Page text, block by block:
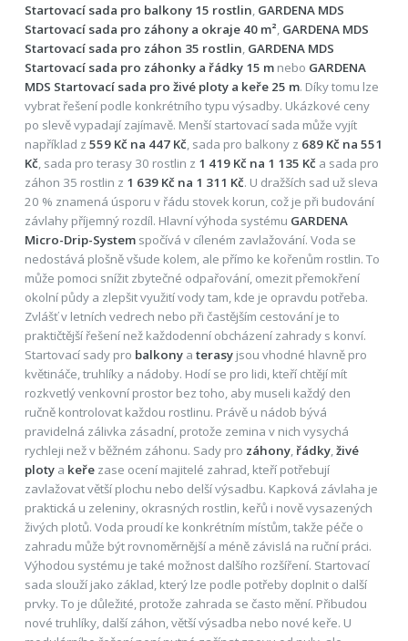
Startovací sada pro balkony 15 rostlin, GARDENA MDS
Startovací sada pro záhony a okraje 40 m², GARDENA MDS
Startovací sada pro záhon 35 rostlin, GARDENA MDS
Startovací sada pro záhonky a řádky 15 mnebo GARDENA
MDS Startovací sada pro živé ploty a keře 25 m. Díky tomu lze
vybrat řešení podle konkrétního typu výsadby. Ukázkové ceny
po slevě vypadají zajímavě. Menší startovací sada může vyjít
například z 559 Kč na 447 Kč, sada pro balkony z 689 Kč na 551
Kč, sada pro terasy 30 rostlin z 1 419 Kč na 1 135 Kč a sada pro
záhon 35 rostlin z 1 639 Kč na 1 311 Kč. U dražších sad už sleva
20 % znamená úsporu v řádu stovek korun, což je při budování
závlahy příjemný rozdíl. Hlavní výhoda systému GARDENA
Micro-Drip-Systemspočívá v cíleném zavlažování. Voda se
nedostává plošně všude kolem, ale přímo ke kořenům rostlin. To
může pomoci snížit zbytečné odpařování, omezit přemokření
okolní půdy a zlepšit využití vody tam, kde je opravdu potřeba.
Zvlášť v letních vedrech nebo při častějším cestování je to
praktičtější řešení než každodenní obcházení zahrady s konví.
Startovací sady pro balkonya terasyjsou vhodné hlavně pro
květináče, truhlíky a nádoby. Hodí se pro lidi, kteří chtějí mít
rozkvetlý venkovní prostor bez toho, aby museli každý den
ručně kontrolovat každou rostlinu. Právě u nádob bývá
pravidelná zálivka zásadní, protože zemina v nich vysychá
rychleji než v běžném záhonu. Sady pro záhony, řádky,živé
plotya keřezase ocení majitelé zahrad, kteří potřebují
zavlažovat větší plochu nebo delší výsadbu. Kapková závlaha je
praktická u zeleniny, okrasných rostlin, keřů i nově vysazených
živých plotů. Voda proudí ke konkrétním místům, takže péče o
zahradu může být rovnoměrnější a méně závislá na ruční práci.
Výhodou systému je také možnost dalšího rozšíření. Startovací
sada slouží jako základ, který lze podle potřeby doplnit o další
prvky. To je důležité, protože zahrada se často mění. Přibudou
nové truhlíky, další záhon, větší výsadba nebo nové keře. U